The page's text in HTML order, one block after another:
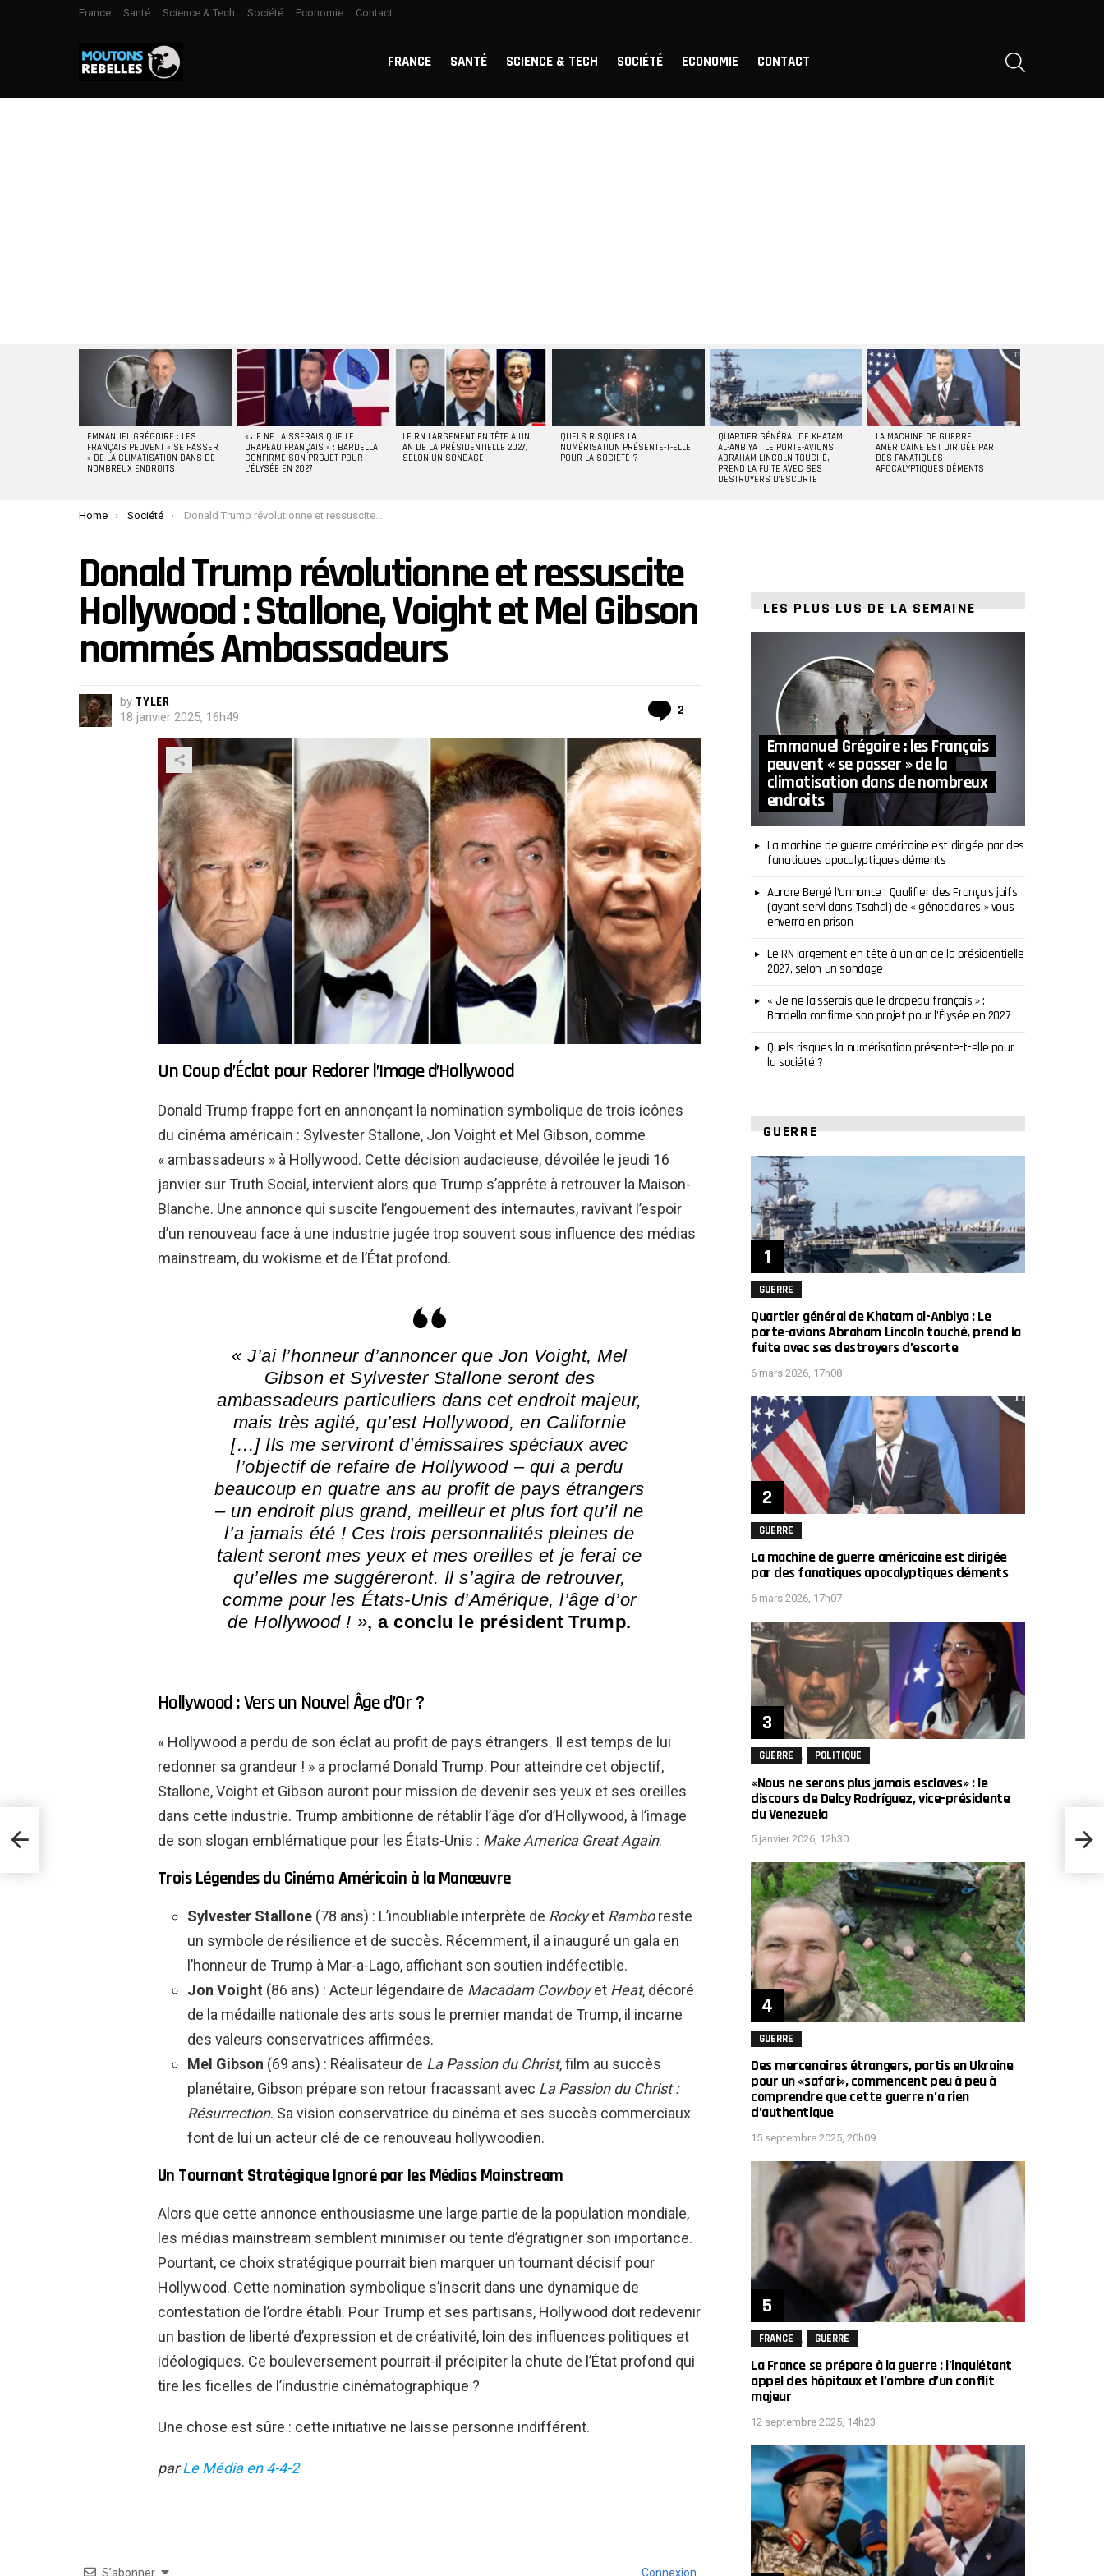
France Santé Science & Tech Société Economie Contact
FRANCE SANTÉ SCIENCE & TECH SOCIÉTÉ ECONOMIE CONTACT
STORIES
EMMANUEL GRÉGOIRE : LES
FRANÇAIS PEUVENT « SE PASSER
» DE LA CLIMATISATION DANS DE
NOMBREUX ENDROITS
« JE NE LAISSERAIS QUE LE
DRAPEAU FRANÇAIS » : BARDELLA
CONFIRME SON PROJET POUR
L’ÉLYSÉE EN 2027
LE RN LARGEMENT EN TÊTE À UN
AN DE LA PRÉSIDENTIELLE 2027,
SELON UN SONDAGE
QUELS RISQUES LA
NUMÉRISATION PRÉSENTE-T-ELLE
POUR LA SOCIÉTÉ ?
QUARTIER GÉNÉRAL DE KHATAM
AL-ANBIYA : LE PORTE-AVIONS
ABRAHAM LINCOLN TOUCHÉ,
PREND LA FUITE AVEC SES
DESTROYERS D’ESCORTE
LA MACHINE DE GUERRE
AMÉRICAINE EST DIRIGÉE PAR
DES FANATIQUES
APOCALYPTIQUES DÉMENTS
You are here:
Home Société Donald Trump révolutionne et ressuscite Hollywood : Stallone, Voight et Mel Gibson nommés Ambassadeurs
Donald Trump révolutionne et ressuscite
Hollywood : Stallone, Voight et Mel Gibson
nommés Ambassadeurs
by TYLER
18 janvier 2025, 16h49 2
Un Coup d’Éclat pour Redorer l’Image d’Hollywood
Donald Trump frappe fort en annonçant la nomination symbolique de trois icônes
du cinéma américain : Sylvester Stallone, Jon Voight et Mel Gibson, comme
« ambassadeurs » à Hollywood. Cette décision audacieuse, dévoilée le jeudi 16
janvier sur Truth Social, intervient alors que Trump s’apprête à retrouver la Maison-
Blanche. Une annonce qui suscite l’engouement des internautes, ravivant l’espoir
d’un renouveau face à une industrie jugée trop souvent sous influence des médias
mainstream, du wokisme et de l’État profond.
« J’ai l’honneur d’annoncer que Jon Voight, Mel
Gibson et Sylvester Stallone seront des
ambassadeurs particuliers dans cet endroit majeur,
mais très agité, qu’est Hollywood, en Californie
[…] Ils me serviront d’émissaires spéciaux avec
l’objectif de refaire de Hollywood – qui a perdu
beaucoup en quatre ans au profit de pays étrangers
– un endroit plus grand, meilleur et plus fort qu’il ne
l’a jamais été ! Ces trois personnalités pleines de
talent seront mes yeux et mes oreilles et je ferai ce
qu’elles me suggéreront. Il s’agira de retrouver,
comme pour les États-Unis d’Amérique, l’âge d’or
de Hollywood ! », a conclu le président Trump.
Hollywood : Vers un Nouvel Âge d’Or ?
« Hollywood a perdu de son éclat au profit de pays étrangers. Il est temps de lui
redonner sa grandeur ! » a proclamé Donald Trump. Pour atteindre cet objectif,
Stallone, Voight et Gibson auront pour mission de devenir ses yeux et ses oreilles
dans cette industrie. Trump ambitionne de rétablir l’âge d’or d’Hollywood, à l’image
de son slogan emblématique pour les États-Unis : Make America Great Again.
Trois Légendes du Cinéma Américain à la Manœuvre
Sylvester Stallone (78 ans) : L’inoubliable interprète de Rockyet Ramboreste
un symbole de résilience et de succès. Récemment, il a inauguré un gala en
l’honneur de Trump à Mar-a-Lago, affichant son soutien indéfectible.
Jon Voight (86 ans) : Acteur légendaire de Macadam Cowboyet Heat, décoré
de la médaille nationale des arts sous le premier mandat de Trump, il incarne
des valeurs conservatrices affirmées.
Mel Gibson (69 ans) : Réalisateur de La Passion du Christ, film au succès
planétaire, Gibson prépare son retour fracassant avec La Passion du Christ :
Résurrection. Sa vision conservatrice du cinéma et ses succès commerciaux
font de lui un acteur clé de ce renouveau hollywoodien.
Un Tournant Stratégique Ignoré par les Médias Mainstream
Alors que cette annonce enthousiasme une large partie de la population mondiale,
les médias mainstream semblent minimiser ou tente d’égratigner son importance.
Pourtant, ce choix stratégique pourrait bien marquer un tournant décisif pour
Hollywood. Cette nomination symbolique s’inscrit dans une dynamique de
contestation de l’ordre établi. Pour Trump et ses partisans, Hollywood doit redevenir
un bastion de liberté d’expression et de créativité, loin des influences politiques et
idéologiques. Ce bouleversement pourrait-il précipiter la chute de l’État profond qui
tire les ficelles de l’industrie cinématographique ?
Une chose est sûre : cette initiative ne laisse personne indifférent.
parLe Média en 4-4-2
S’abonner Connexion
LES PLUS LUS DE LA SEMAINE
Emmanuel Grégoire : les Français
peuvent « se passer » de la
climatisation dans de nombreux
endroits
La machine de guerre américaine est dirigée par des
fanatiques apocalyptiques déments
Aurore Bergé l’annonce : Qualifier des Français juifs
(ayant servi dans Tsahal) de « génocidaires » vous
enverra en prison
Le RN largement en tête à un an de la présidentielle
2027, selon un sondage
« Je ne laisserais que le drapeau français » :
Bardella confirme son projet pour l’Élysée en 2027
Quels risques la numérisation présente-t-elle pour
la société ?
GUERRE
GUERRE
Quartier général de Khatam al-Anbiya : Le
porte-avions Abraham Lincoln touché, prend la
fuite avec ses destroyers d’escorte
6 mars 2026, 17h08
GUERRE
La machine de guerre américaine est dirigée
par des fanatiques apocalyptiques déments
6 mars 2026, 17h07
GUERRE , POLITIQUE
«Nous ne serons plus jamais esclaves» : le
discours de Delcy Rodríguez, vice-présidente
du Venezuela
5 janvier 2026, 12h30
GUERRE
Des mercenaires étrangers, partis en Ukraine
pour un «safari», commencent peu à peu à
comprendre que cette guerre n’a rien
d’authentique
15 septembre 2025, 20h09
FRANCE , GUERRE
La France se prépare à la guerre : l’inquiétant
appel des hôpitaux et l’ombre d’un conflit
majeur
12 septembre 2025, 14h23